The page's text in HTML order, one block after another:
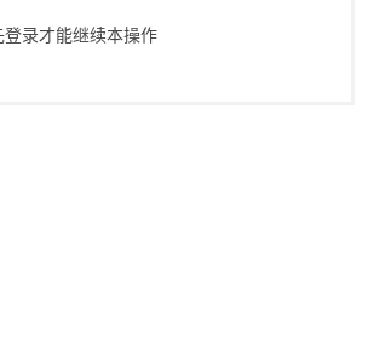
登录才能继续本操作